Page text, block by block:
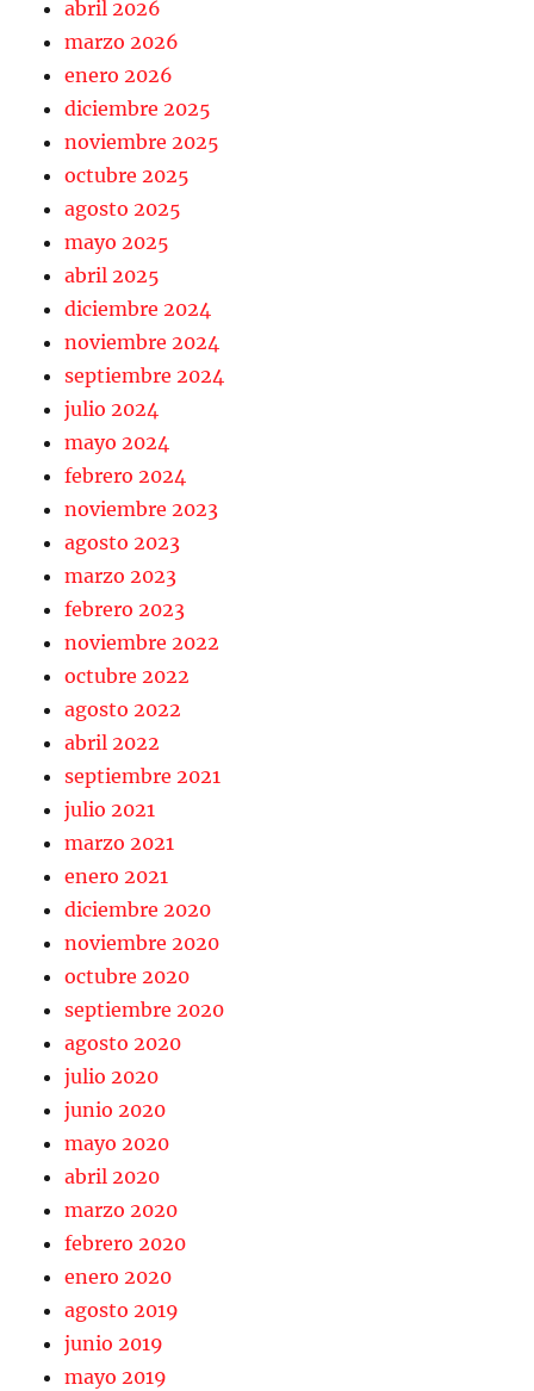
abril 2026
marzo 2026
enero 2026
diciembre 2025
noviembre 2025
octubre 2025
agosto 2025
mayo 2025
abril 2025
diciembre 2024
noviembre 2024
septiembre 2024
julio 2024
mayo 2024
febrero 2024
noviembre 2023
agosto 2023
marzo 2023
febrero 2023
noviembre 2022
octubre 2022
agosto 2022
abril 2022
septiembre 2021
julio 2021
marzo 2021
enero 2021
diciembre 2020
noviembre 2020
octubre 2020
septiembre 2020
agosto 2020
julio 2020
junio 2020
mayo 2020
abril 2020
marzo 2020
febrero 2020
enero 2020
agosto 2019
junio 2019
mayo 2019